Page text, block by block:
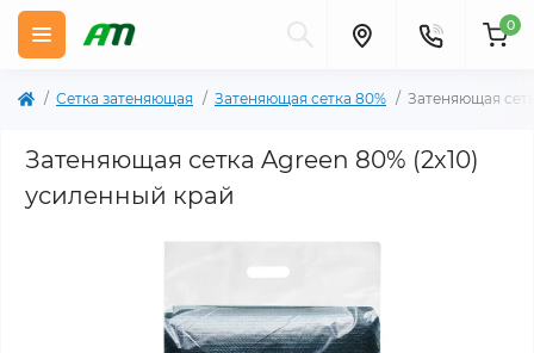
0
Сетка затеняющая Затеняющая сетка 80% Затеняющая
Затеняющая сетка Agreen 80% (2х10)
усиленный край